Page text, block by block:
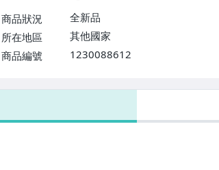
商品狀況
全新品
所在地區
其他國家
商品編號
1230088612